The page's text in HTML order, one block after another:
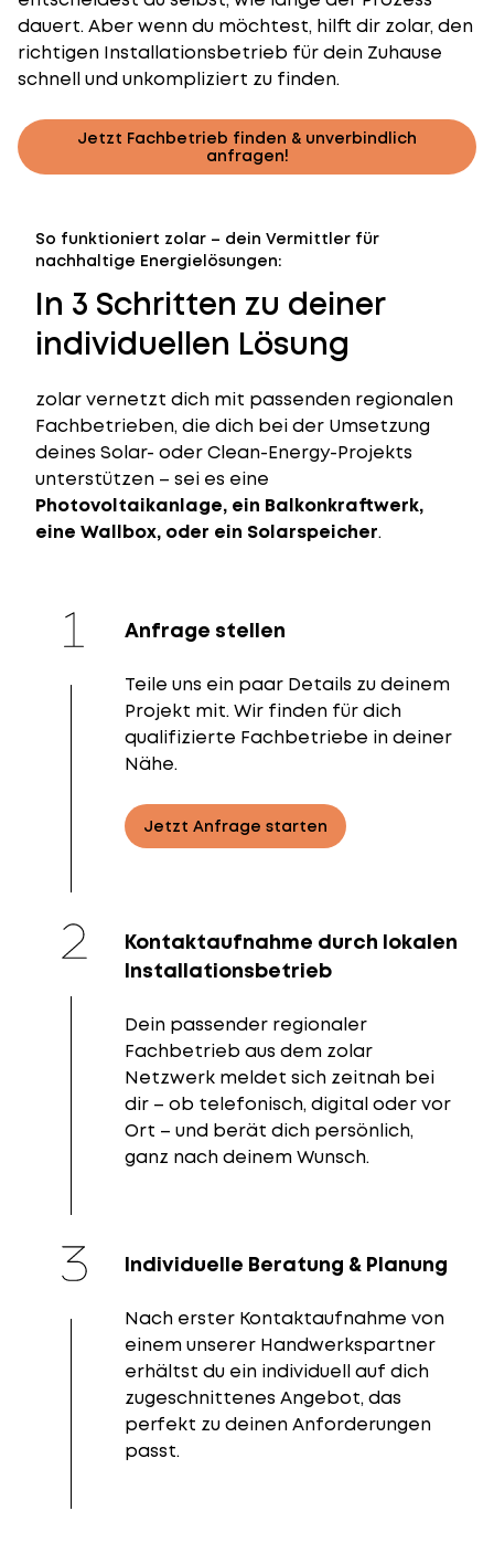
dauert. Aber wenn du möchtest, hilft dir zolar, den
richtigen Installationsbetrieb für dein Zuhause
schnell und unkompliziert zu finden.
Jetzt Fachbetrieb finden & unverbindlich
anfragen!
So funktioniert zolar – dein Vermittler für
nachhaltige Energielösungen:
In 3 Schritten zu deiner
individuellen Lösung
zolar vernetzt dich mit passenden regionalen
Fachbetrieben, die dich bei der Umsetzung
deines Solar- oder Clean-Energy-Projekts
unterstützen – sei es eine
Photovoltaikanlage, ein Balkonkraftwerk,
eine Wallbox, oder ein Solarspeicher.
Anfrage stellen
Teile uns ein paar Details zu deinem
Projekt mit. Wir finden für dich
qualifizierte Fachbetriebe in deiner
Nähe.
Jetzt Anfrage starten
Kontaktaufnahme durch lokalen
Installationsbetrieb
Dein passender regionaler
Fachbetrieb aus dem zolar
Netzwerk meldet sich zeitnah bei
dir – ob telefonisch, digital oder vor
Ort – und berät dich persönlich,
ganz nach deinem Wunsch.
Individuelle Beratung & Planung
Nach erster Kontaktaufnahme von
einem unserer Handwerkspartner
erhältst du ein individuell auf dich
zugeschnittenes Angebot, das
perfekt zu deinen Anforderungen
passt.